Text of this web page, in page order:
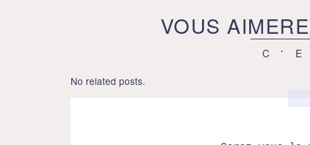
VOUS
No related posts.